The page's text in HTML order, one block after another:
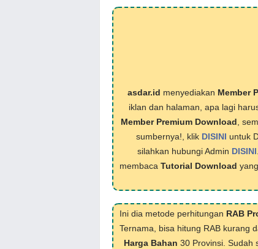
asdar.id menyediakan Member
iklan dan halaman, apa lagi
Member Premium Download ,
sumbernya!, klik DISINI untuk
silahkan hubungi Admin DISINI
membaca Tutorial Download
Ini dia metode perhitungan RAB
Ternama, bisa hitung RAB kurang
Harga Bahan 30 Provinsi. Sudah